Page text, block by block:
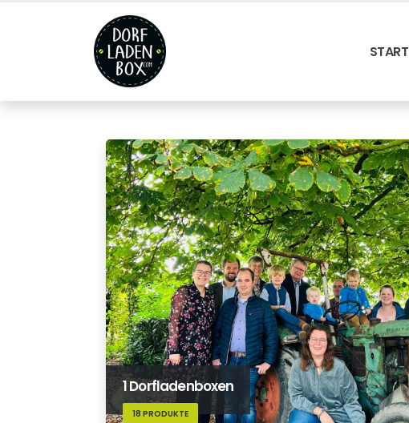
START
1 Dorfladenboxen
18 PRODUKTE